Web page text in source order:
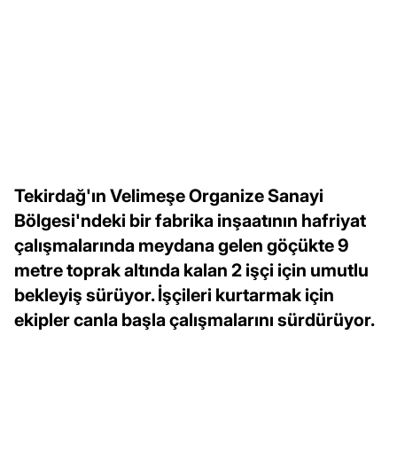
Tekirdağ'ın Velimeşe Organize Sanayi
Bölgesi'ndeki bir fabrika inşaatının hafriyat
çalışmalarında meydana gelen göçükte 9
metre toprak altında kalan 2 işçi için umutlu
bekleyiş sürüyor. İşçileri kurtarmak için
ekipler canla başla çalışmalarını sürdürüyor.